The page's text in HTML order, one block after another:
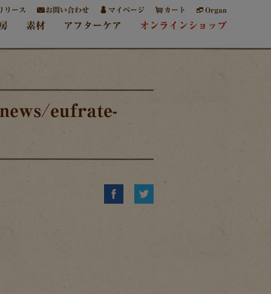
リース お問い合わせ マイページ カート Organ
素材 アフターケア オンラインショップ
eufrate-